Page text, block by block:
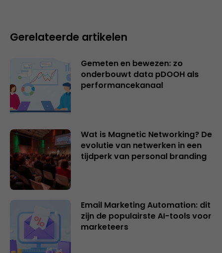
Gerelateerde artikelen
Gemeten en bewezen: zo
onderbouwt data pDOOH als
performancekanaal
Wat is Magnetic Networking? De
evolutie van netwerken in een
tijdperk van personal branding
Email Marketing Automation: dit
zijn de populairste AI-tools voor
marketeers